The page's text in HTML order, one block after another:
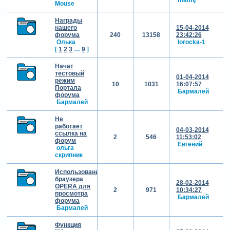
Mouse
Награды
нашего
форума
Олька
[ 1 2 3 … 9 ]
240 13158
15-04-2014
23:42:26
lorocka-1
Начат
тестовый
режим
Портала
форума
Бармалей
10 1031
01-04-2014
16:07:57
Бармалей
Не
работает
ссылка на
форум
ольга
скрипник
2 546
04-03-2014
11:53:02
Евгений
Использование
браузера
OPERA для
просмотра
форума
Бармалей
2 971
28-02-2014
10:34:27
Бармалей
Функция